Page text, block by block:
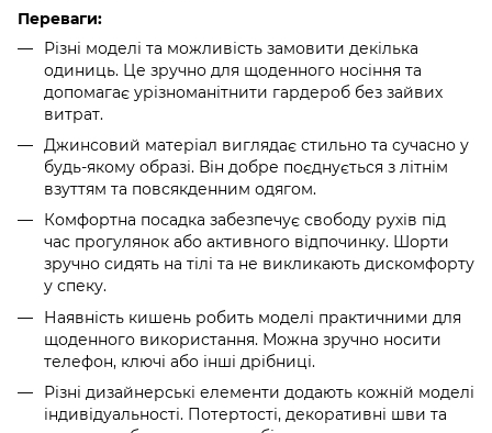
Переваги:
Різні моделі та можливість замовити декілька
одиниць. Це зручно для щоденного носіння та
допомагає урізноманітнити гардероб без зайвих
витрат.
Джинсовий матеріал виглядає стильно та сучасно у
будь-якому образі. Він добре поєднується з літнім
взуттям та повсякденним одягом.
Комфортна посадка забезпечує свободу рухів під
час прогулянок або активного відпочинку. Шорти
зручно сидять на тілі та не викликають дискомфорту
у спеку.
Наявність кишень робить моделі практичними для
щоденного використання. Можна зручно носити
телефон, ключі або інші дрібниці.
Різні дизайнерські елементи додають кожній моделі
індивідуальності. Потертості, декоративні шви та